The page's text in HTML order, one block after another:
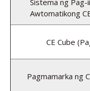
Awtomatikong
CE Cube
Pagmamarka ng